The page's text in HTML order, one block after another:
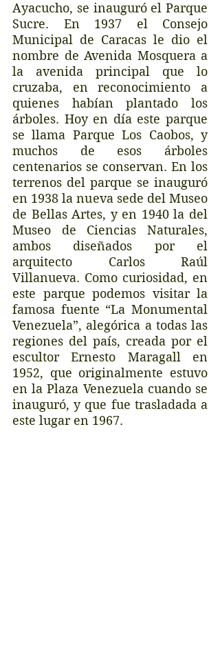
Ayacucho, se inauguró el Parque
Sucre. En 1937 el Consejo
Municipal de Caracas le dio el
nombre de Avenida Mosquera a
la avenida principal que lo
cruzaba, en reconocimiento a
quienes habían plantado los
árboles. Hoy en día este parque
se llama Parque Los Caobos, y
muchos de esos árboles
centenarios se conservan. En los
terrenos del parque se inauguró
en 1938 la nueva sede del Museo
de Bellas Artes, y en 1940 la del
Museo de Ciencias Naturales,
ambos diseñados por el
arquitecto Carlos Raúl
Villanueva. Como curiosidad, en
este parque podemos visitar la
famosa fuente “La Monumental
Venezuela”, alegórica a todas las
regiones del país, creada por el
escultor Ernesto Maragall en
1952, que originalmente estuvo
en la Plaza Venezuela cuando se
inauguró, y que fue trasladada a
este lugar en 1967.